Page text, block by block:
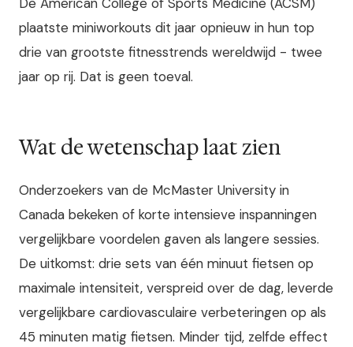
plaatste miniworkouts dit jaar opnieuw in hun top
drie van grootste fitnesstrends wereldwijd - twee
jaar op rij. Dat is geen toeval.
Wat de wetenschap laat zien
Onderzoekers van de McMaster University in
Canada bekeken of korte intensieve inspanningen
vergelijkbare voordelen gaven als langere sessies.
De uitkomst: drie sets van één minuut fietsen op
maximale intensiteit, verspreid over de dag, leverde
vergelijkbare cardiovasculaire verbeteringen op als
45 minuten matig fietsen. Minder tijd, zelfde effect